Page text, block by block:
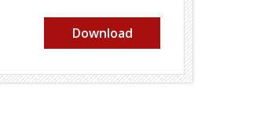
Download